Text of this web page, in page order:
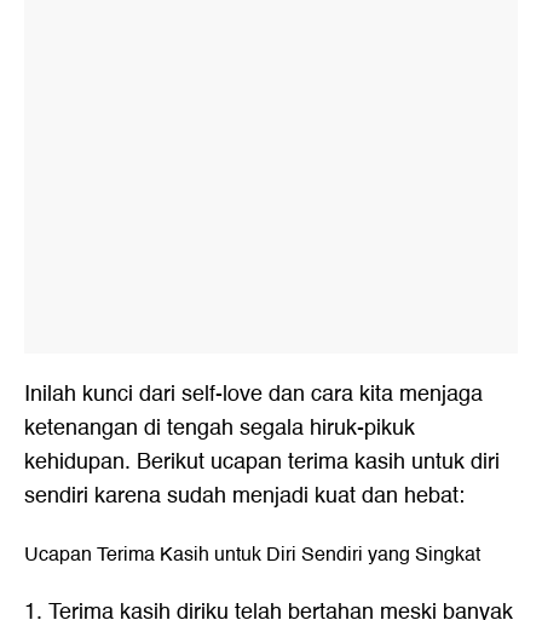
Inilah kunci dari self-love dan cara kita menjaga
ketenangan di tengah segala hiruk-pikuk
kehidupan. Berikut ucapan terima kasih untuk diri
sendiri karena sudah menjadi kuat dan hebat:
Ucapan Terima Kasih untuk Diri Sendiri yang Singkat
1. Terima kasih diriku telah bertahan meski banyak